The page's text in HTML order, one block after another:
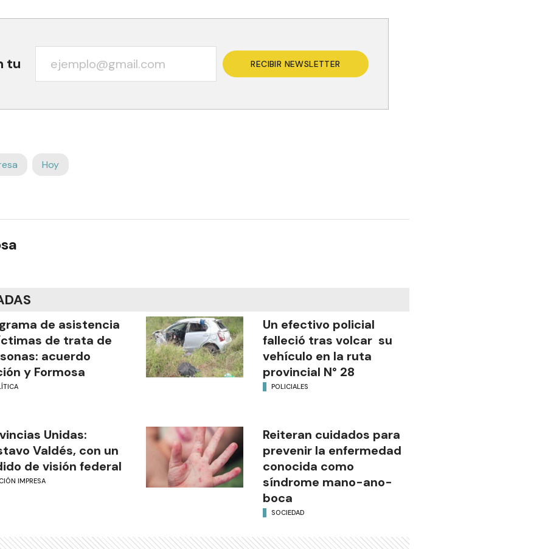
tu RECIBIR NEWSLETTER
Hoy
de asistencia
de trata de
acuerdo
y Formosa
Un efectivo policial
falleció tras volcar su
vehículo en la ruta
provincial N° 28
POLICIALES
Unidas:
Valdés, con un
de visión federal
IMPRESA
Reiteran cuidados para
prevenir la enfermedad
conocida como
síndrome mano-ano-
boca
SOCIEDAD